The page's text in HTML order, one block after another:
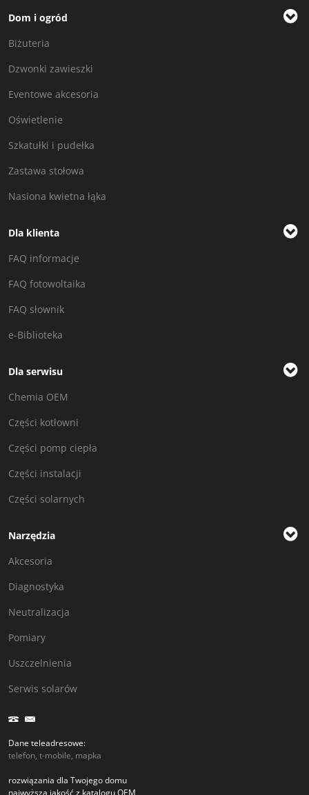
Dom i ogród
Biżuteria
Dzwonki zawieszki
Eventowe akcesoria
Oświetlenie
Szkatułki i pudełka
Zastawa stołowa
Nasiona kwietna łąka
Dla klienta
FAQ informacje
FAQ fotowoltaika
FAQ słownik
e-Biblioteka
Dla serwisu
Chemia OEM
Części kotłowni
Części pomp ciepła
Części instalacji
Części solarnych
Narzędzia
Akcesoria
Diagnostyka
Neutralizacja
Pomiary
Uszczelnienia
Serwis solarów
Dane teleadresowe:
telefon, t-mobile, mapka
rozwiązania dla Twojego domu
najwyższa jakość z katalogu OEM